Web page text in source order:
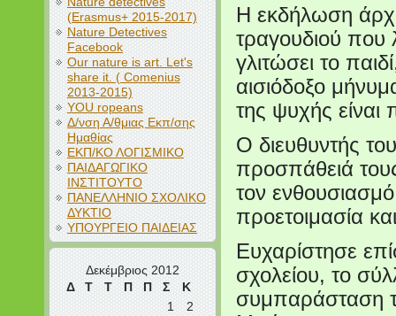
(Erasmus+ 2015-2017)
Nature Detectives
Facebook
Our nature is art. Let's
share it. ( Comenius
2013-2015)
YOU ropeans
Δ/νση Α/θμιας Εκπ/σης
Ημαθίας
ΕΚΠ/ΚΟ ΛΟΓΙΣΜΙΚΟ
ΠΑΙΔΑΓΩΓΙΚΟ
ΙΝΣΤΙΤΟΥΤΟ
ΠΑΝΕΛΛΗΝΙΟ ΣΧΟΛΙΚΟ
ΔΥΚΤΙΟ
ΥΠΟΥΡΓΕΙΟ ΠΑΙΔΕΙΑΣ
Δεκέμβριος 2012
Δ
Τ Τ Π Π Σ Κ
1
2
Η εκδήλωση
τραγουδιού που
γλιτώσει το
αισιόδοξο
της ψυχής
Ο διευθυντής
προσπάθειά
τον
προετοιμασία
Ευχαρίστησε
σχολείου, το
συμπαράσταση